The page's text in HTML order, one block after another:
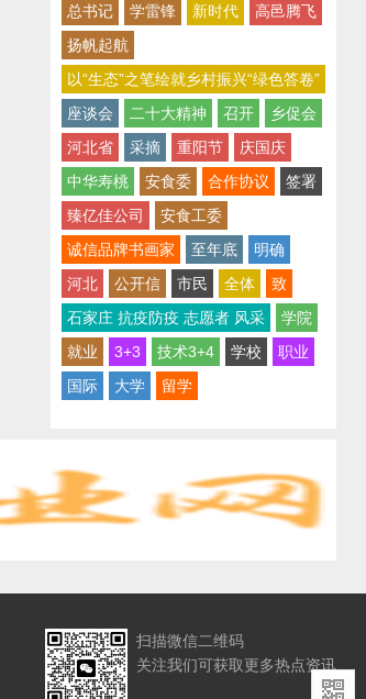
总书记
学雷锋 新时代
高邑腾飞
扬帆起航
以“生态”之笔绘就乡村振兴“绿色答卷”
座谈会
二十大精神 召开
乡促会
河北省
采摘 重阳节
庆国庆
中华寿桃
安食委 合作协议
签署
臻亿佳公司
安食工委
诚信品牌书画家
至年底
明确
河北
公开信 市民 全体
致
石家庄 抗疫防疫 志愿者 风采
学院
就业
3+3 技术3+4 学校
职业
国际
大学 留学
扫描微信二维码
关注我们可获取更多热点资讯